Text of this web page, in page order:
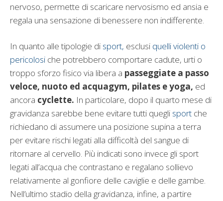
nervoso, permette di scaricare nervosismo ed ansia e
regala una sensazione di benessere non indifferente.
In quanto alle tipologie di sport, esclusi quelli violenti o
pericolosi che potrebbero comportare cadute, urti o
troppo sforzo fisico via libera a passeggiate a passo
veloce, nuoto ed acquagym, pilates e yoga, ed
ancora cyclette. In particolare, dopo il quarto mese di
gravidanza sarebbe bene evitare tutti quegli sport che
richiedano di assumere una posizione supina a terra
per evitare rischi legati alla difficoltà del sangue di
ritornare al cervello. Più indicati sono invece gli sport
legati all’acqua che contrastano e regalano sollievo
relativamente al gonfiore delle caviglie e delle gambe.
Nell’ultimo stadio della gravidanza, infine, a partire